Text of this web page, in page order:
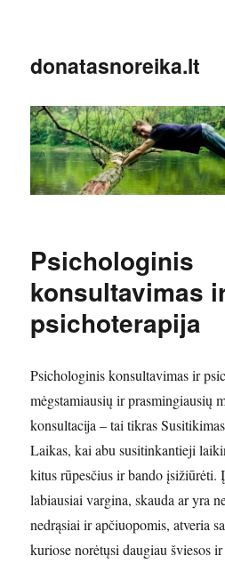
donatasnoreika.lt
Psichologinis
konsultavimas
psichoterapija
Psichologinis konsultavimas ir
mėgstamiausių ir prasmingiausių
konsultacija – tai tikras
Laikas, kai abu susitinkantieji
kitus rūpesčius ir bando įsižiūrėti.
labiausiai vargina, skauda ar yra
nedrąsiai ir apčiuopomis, atveria
kuriose norėtųsi daugiau šviesos